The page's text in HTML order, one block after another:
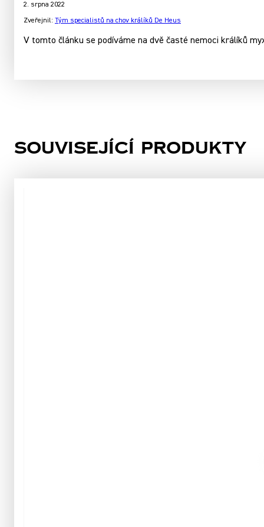
2. srpna 2022
Zveřejnil: Tým specialistů na chov králíků De Heus
V tomto článku se podíváme na dvě časté nemoci králíků
Související produkty